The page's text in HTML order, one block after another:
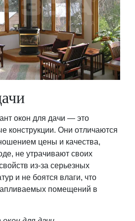
окон для дачи — это
конструкции. Они отличаются
цены и качества,
не утрачивают своих
из-за серьезных
и не боятся влаги, что
помещений в